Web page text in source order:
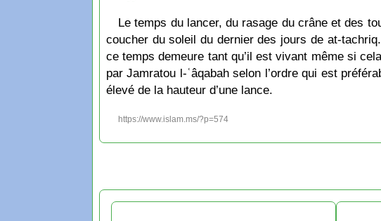
Le temps du lancer, du rasage du crâne et des
coucher du soleil du dernier des jours de at-
ce temps demeure tant qu’il est vivant même si
par Jamratou l-ʿâqabah selon l’ordre qui est
élevé de la hauteur d’une lance.
https://www.islam.ms/?p=574